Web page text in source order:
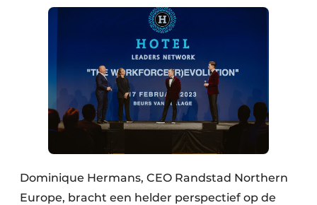
Dominique Hermans, CEO Randstad Northern
Europe, bracht een helder perspectief op de